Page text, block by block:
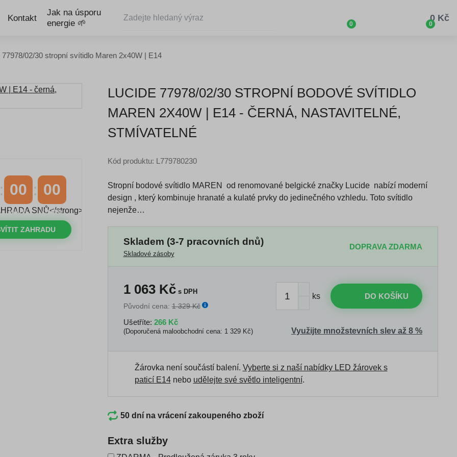
Kontakt
Jak na úsporu
energie 🌱
0 0
0 Kč
77978/02/30 stropní svítidlo Maren 2x40W | E14
LUCIDE 77978/02/30 STROPNÍ BODOVÉ SVÍTIDLO
MAREN 2X40W | E14 - ČERNÁ, NASTAVITELNÉ,
STMÍVATELNÉ
00
MINUTY
00
VTEŘINY
ZAHRADU
Kód produktu: L779780230
Stropní bodové svítidlo MAREN od renomované belgické značky Lucide nabízí moderní
design , který kombinuje hranaté a kulaté prvky do jedinečného vzhledu. Toto svítidlo
nejenže…
Skladem (3-7 pracovních dnů)
Skladové zásoby
DOPRAVA ZDARMA
1 063Kčs DPH
Původní cena:1 329 Kč
Ušetříte: 266 Kč
(Doporučená maloobchodní cena: 1 329 Kč)
ks DO KOŠÍKU
Využijte množstevních slev až 8 %
Žárovka není součástí balení. Vyberte si z naší nabídky LED žárovek s
paticí E14nebo udělejte své světlo inteligentní.
50 dní na vrácení zakoupeného zboží
Extra služby